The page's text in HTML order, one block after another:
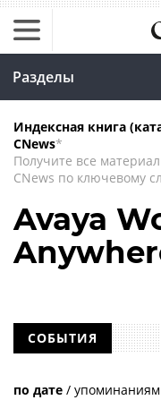
Разделы
Индексная книга
CNews*
Получите все
CNews по ключевому
Avaya
СОБЫТИЯ
по дате / упоминаниям